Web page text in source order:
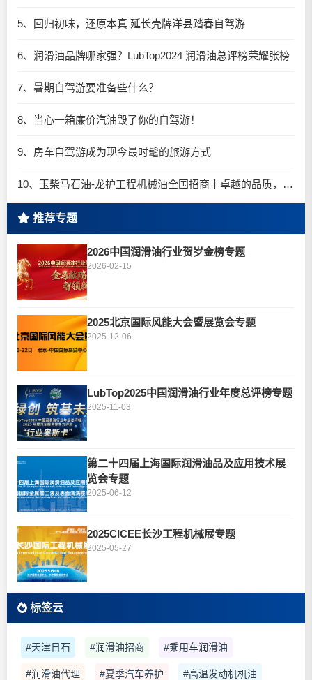
5、回归初味，还原本真 延长壳牌洋县踏春自驾游
6、润滑油品牌哪家强？LubTop2024 润滑油总评榜荣耀张榜
7、暑期自驾游要准备些什么？
8、当心一箱廉价汽油毁了你的自驾游！
9、房车自驾游成为现今最时髦的旅游方式
10、玉柴马石油-龙护工程机械油全国招商丨卓越的品质，专业的品牌！
推荐专题
2026中国润滑油行业贺岁金榜专题
2026-02-15
2025北京国际风能大会暨展览会专题
2025-12-06
LubTop2025中国润滑油行业年度总评榜专题
2025-11-03
第二十四届上海国际润滑油品及应用技术展
览会专题
2025-06-12
2025CICEE长沙工程机械展专题
2025-05-27
标签云
#天津日石 #润滑油招商 #乘用车润滑油
#润滑油代理 #夏季汽车养护 #高温发动机机油